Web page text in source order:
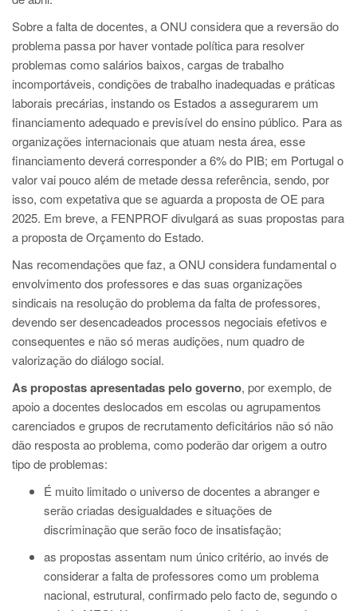
Sobre a falta de docentes, a ONU considera que a reversão do
problema passa por haver vontade política para resolver
problemas como salários baixos, cargas de trabalho
incomportáveis, condições de trabalho inadequadas e práticas
laborais precárias, instando os Estados a assegurarem um
financiamento adequado e previsível do ensino público. Para as
organizações internacionais que atuam nesta área, esse
financiamento deverá corresponder a 6% do PIB; em Portugal o
valor vai pouco além de metade dessa referência, sendo, por
isso, com expetativa que se aguarda a proposta de OE para
2025. Em breve, a FENPROF divulgará as suas propostas para
a proposta de Orçamento do Estado.
Nas recomendações que faz, a ONU considera fundamental o
envolvimento dos professores e das suas organizações
sindicais na resolução do problema da falta de professores,
devendo ser desencadeados processos negociais efetivos e
consequentes e não só meras audições, num quadro de
valorização do diálogo social.
As propostas apresentadas pelo governo, por exemplo, de
apoio a docentes deslocados em escolas ou agrupamentos
carenciados e grupos de recrutamento deficitários não só não
dão resposta ao problema, como poderão dar origem a outro
tipo de problemas:
É muito limitado o universo de docentes a abranger e
serão criadas desigualdades e situações de
discriminação que serão foco de insatisfação;
as propostas assentam num único critério, ao invés de
considerar a falta de professores como um problema
nacional, estrutural, confirmado pelo facto de, segundo o